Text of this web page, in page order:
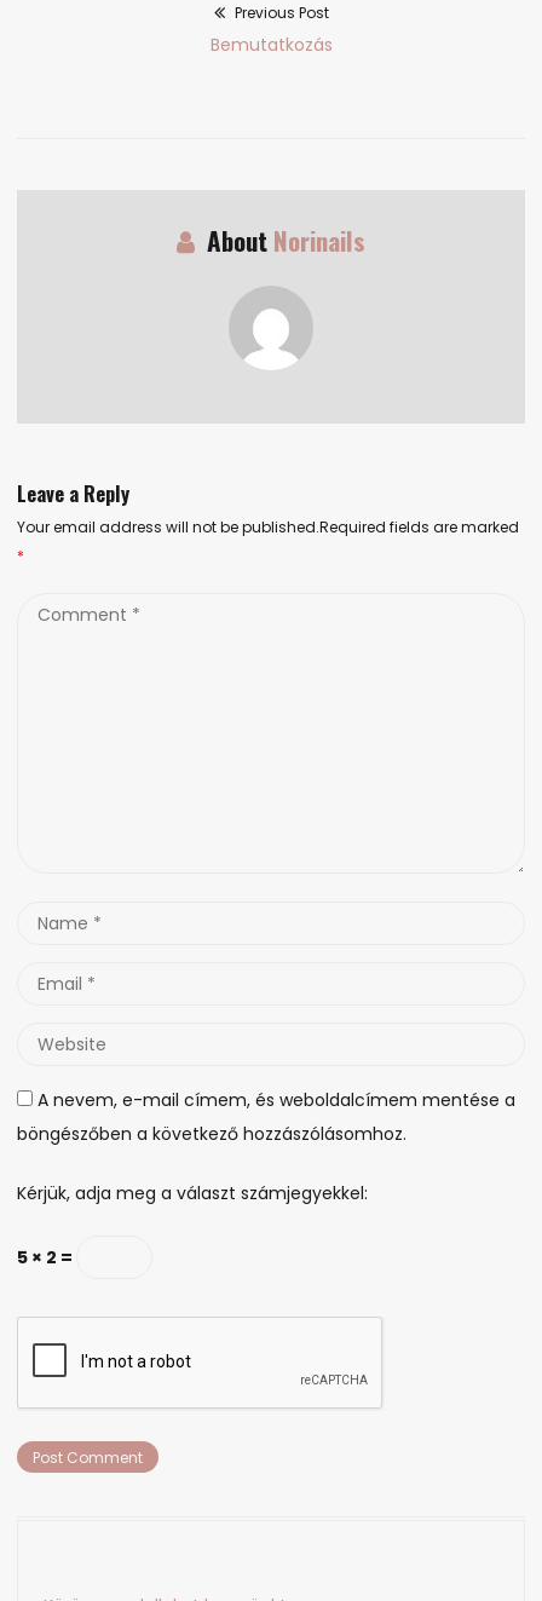
Previous Post
Previous
Bemutatkozás
AboutNorinails
Leave a Reply
Your email address will not be published.Required fields are marked
*
Comment
Name
Email
Website
A nevem, e-mail címem, és weboldalcímem mentése a
böngészőben a következő hozzászólásomhoz.
Kérjük, adja meg a választ számjegyekkel:
5 × 2 =